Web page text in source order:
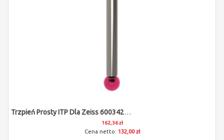
Trzpień Prosty ITP Dla Zeiss 600342-8022-000
162,36 zł
132,00 zł